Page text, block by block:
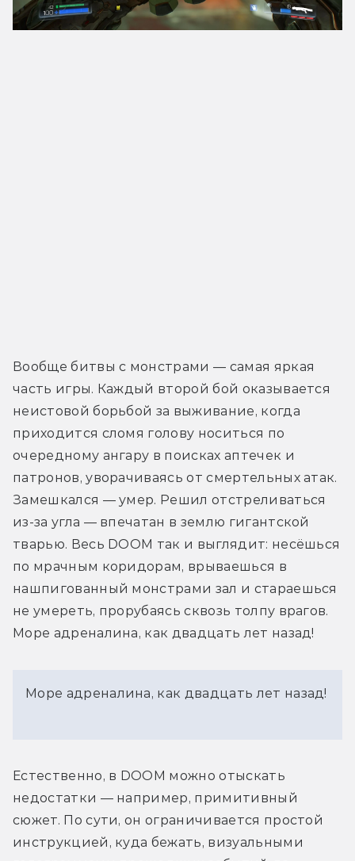
Вообще битвы с монстрами — самая яркая
часть игры. Каждый второй бой оказывается
неистовой борьбой за выживание, когда
приходится сломя голову носиться по
очередному ангару в поисках аптечек и
патронов, уворачиваясь от смертельных атак.
Замешкался — умер. Решил отстреливаться
из-за угла — впечатан в землю гигантской
тварью. Весь DOOM так и выглядит: несёшься
по мрачным коридорам, врываешься в
нашпигованный монстрами зал и стараешься
не умереть, прорубаясь сквозь толпу врагов.
Море адреналина, как двадцать лет назад!
Море адреналина, как двадцать лет назад!
Естественно, в DOOM можно отыскать
недостатки — например, примитивный
сюжет. По сути, он ограничивается простой
инструкцией, куда бежать, визуальными